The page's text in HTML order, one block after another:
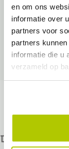
en om ons
informatie over
partners voor
partners
informatie die u
verzameld op
zakelijke
een
laadpaal,
laadpaal op de